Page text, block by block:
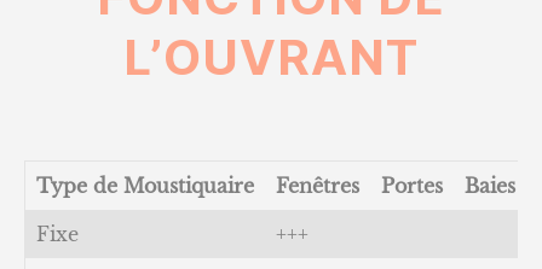
L’OUVRANT
Type de Moustiquaire Fenêtres Portes
Baies
Fixe
+++